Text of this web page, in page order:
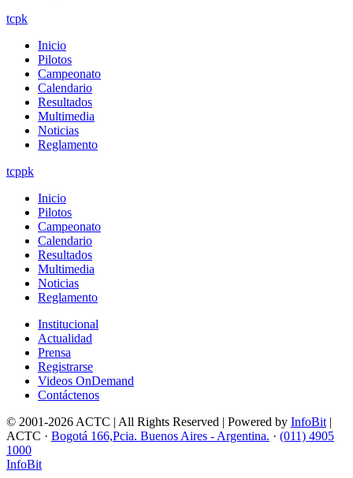
tcpk
Inicio
Pilotos
Campeonato
Calendario
Resultados
Multimedia
Noticias
Reglamento
tcppk
Inicio
Pilotos
Campeonato
Calendario
Resultados
Multimedia
Noticias
Reglamento
Institucional
Actualidad
Prensa
Registrarse
Videos OnDemand
Contáctenos
© 2001-2026 ACTC | All Rights Reserved | Powered by InfoBit |
ACTC · Bogotá 166,Pcia. Buenos Aires - Argentina. · (011) 4905
1000
InfoBit